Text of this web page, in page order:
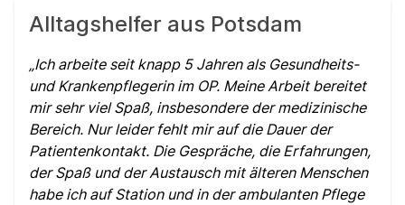
Alltagshelfer aus Potsdam
Ich arbeite seit knapp 5 Jahren als Gesundheits-
und Krankenpflegerin im OP. Meine Arbeit bereitet
mir sehr viel Spaß, insbesondere der medizinische
Bereich. Nur leider fehlt mir auf die Dauer der
Patientenkontakt. Die Gespräche, die Erfahrungen,
der Spaß und der Austausch mit älteren Menschen
habe ich auf Station und in der ambulanten Pflege